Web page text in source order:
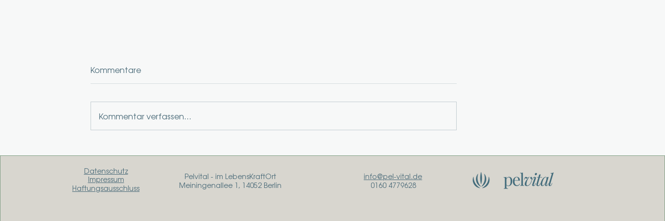
der wichtigsten Muskeln im
Körper
Beckenboden, Prävention
und moderne
Therapieansätze
gerade überall auftaucht
Kommentare
Kommentar verfassen...
Impressum
Datenschutz
Haftungsausschluss
Pelvital - im LebensKraftOrt
Meiningenallee 1, 14052 Berlin
info@pel-vital.de
0160 4779628